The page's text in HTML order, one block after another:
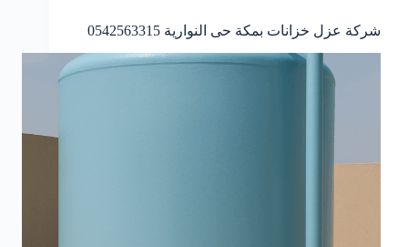
شركة عزل خزانات بمكة حى النوارية 0542563315